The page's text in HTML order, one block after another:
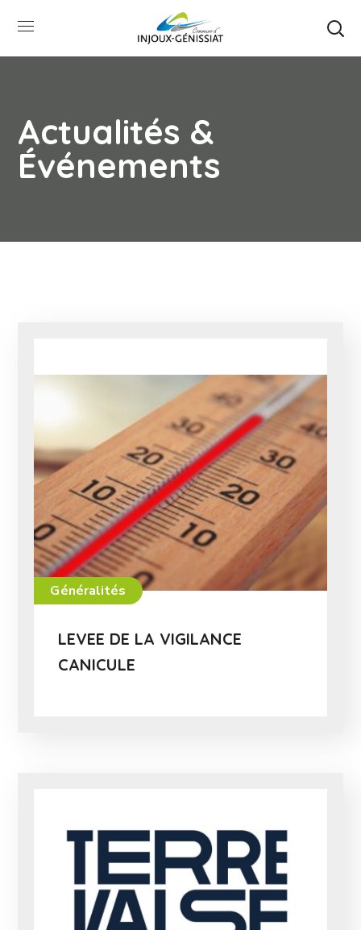
Actualités &
Événements
Généralités
LEVEE DE LA VIGILANCE
CANICULE